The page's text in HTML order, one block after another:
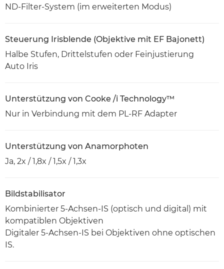
ND-Filter-System (im erweiterten Modus)
Steuerung Irisblende (Objektive mit EF Bajonett)
Halbe Stufen, Drittelstufen oder Feinjustierung
Auto Iris
Unterstützung von Cooke /i Technology™
Nur in Verbindung mit dem PL-RF Adapter
Unterstützung von Anamorphoten
Ja, 2x / 1,8x / 1,5x / 1,3x
Bildstabilisator
Kombinierter 5-Achsen-IS (optisch und digital) mit
kompatiblen Objektiven
Digitaler 5-Achsen-IS bei Objektiven ohne optischen
IS.